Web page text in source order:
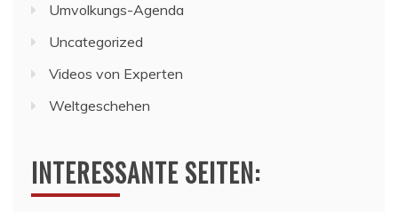
Umvolkungs-Agenda
Uncategorized
Videos von Experten
Weltgeschehen
INTERESSANTE SEITEN: